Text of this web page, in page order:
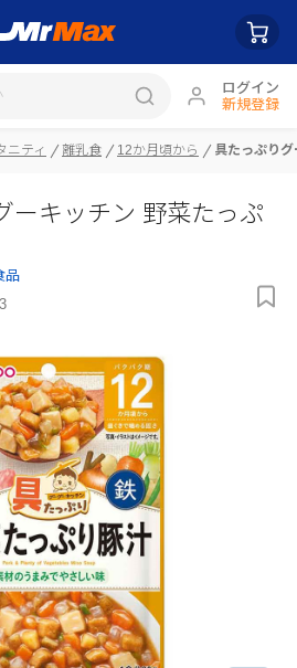
ログイン
新規登録
ニティ 離乳食 12か月頃から 具たっぷり
ーキッチン 野菜たっぷ
品